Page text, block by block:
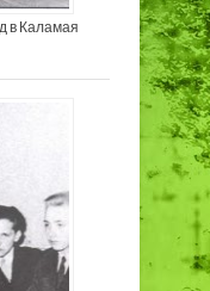
в Каламая